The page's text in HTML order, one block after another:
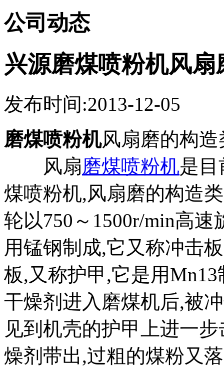
公司动态
兴源磨煤喷粉机风
发布时间:2013-12-05
磨煤喷粉机风扇磨的构
风扇磨煤喷粉机是
煤喷粉机,风扇磨的构造
轮以750～1500r/min高
用锰钢制成,它又称冲击
板,又称护甲,它是用
干燥剂进入磨煤机后,被
见到机壳的护甲上进一
燥剂带出,过粗的煤粉又